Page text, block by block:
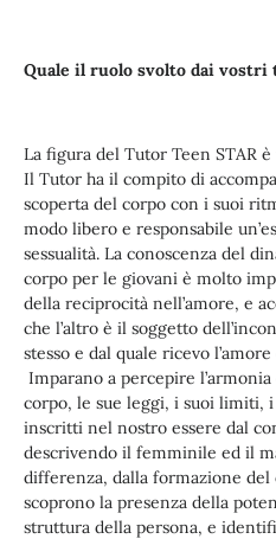
Quale il ruolo svolto dai vostri
La figura del Tutor Teen STAR
Il Tutor ha il compito di
scoperta del corpo con i suoi
modo libero e responsabile
sessualità. La conoscenza del
corpo per le giovani è molto
della reciprocità nell’amore, e
che l’altro è il soggetto
stesso e dal quale ricevo
Imparano a percepire
corpo, le sue leggi, i suoi limiti,
inscritti nel nostro essere dal
descrivendo il femminile ed il
differenza, dalla formazione
scoprono la presenza della
struttura della persona, e